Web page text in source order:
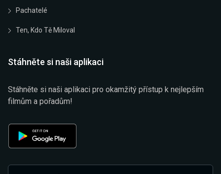
Pachatelé
Ten, Kdo Tě Miloval
Stáhněte si naši aplikaci
Stáhněte si naši aplikaci pro okamžitý přístup k nejlepším
filmům a pořadům!